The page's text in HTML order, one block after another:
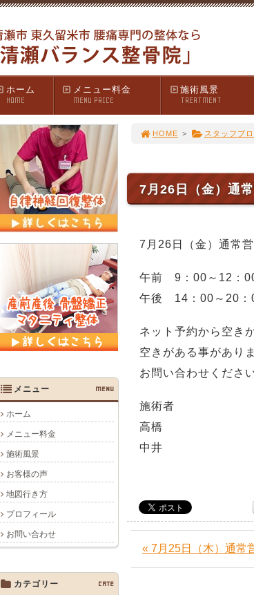
ホーム
HOME
メニュー料金
MENU PRICE
施術風景
TREATMENT
HOME > スタッフブ
7月26日（金）通常
7月26日（金）通常営
午前 9：00～12：
午後 14：00～20：
ネット予約から空き
空きがある事があり
お問い合わせください
施術者
高橋
中井
« 7月25日（木）通常
メニュー MENU
ホーム
メニュー料金
施術風景
お客様の声
地図行き方
プロフィール
お問い合わせ
カテゴリー CATE